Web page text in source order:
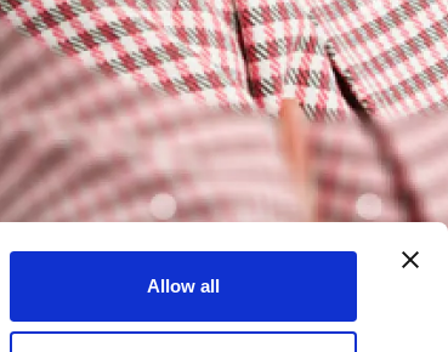
Allow all